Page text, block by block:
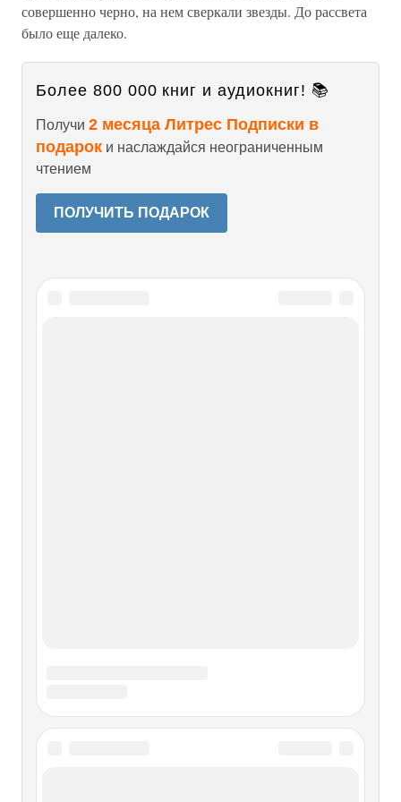
совершенно черно, на нем сверкали звезды. До рассвета
было еще далеко.
Более 800 000 книг и аудиокниг! 📚
Получи 2 месяца Литрес Подписки в
подарок и наслаждайся неограниченным
чтением
ПОЛУЧИТЬ ПОДАРОК